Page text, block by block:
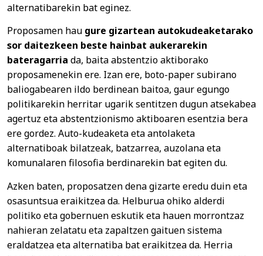
alternatibarekin bat eginez.
Proposamen hau gure gizartean autokudeaketarako
sor daitezkeen beste hainbat aukerarekin
bateragarria da, baita abstentzio aktiborako
proposamenekin ere. Izan ere, boto-paper subirano
baliogabearen ildo berdinean baitoa, gaur egungo
politikarekin herritar ugarik sentitzen dugun atsekabea
agertuz eta abstentzionismo aktiboaren esentzia bera
ere gordez. Auto-kudeaketa eta antolaketa
alternatiboak bilatzeak, batzarrea, auzolana eta
komunalaren filosofia berdinarekin bat egiten du.
Azken baten, proposatzen dena gizarte eredu duin eta
osasuntsua eraikitzea da. Helburua ohiko alderdi
politiko eta gobernuen eskutik eta hauen morrontzaz
nahieran zelatatu eta zapaltzen gaituen sistema
eraldatzea eta alternatiba bat eraikitzea da. Herria